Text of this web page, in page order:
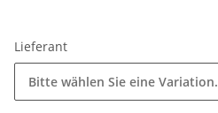
Lieferant
Bitte wählen Sie eine Variation.